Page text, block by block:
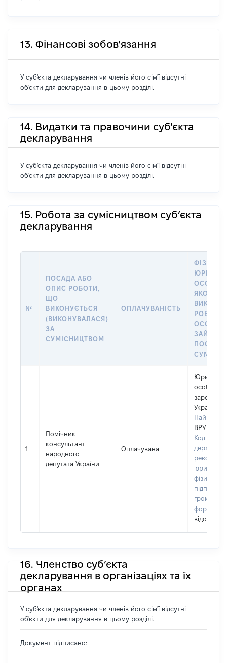
13. Фінансові зобов'язання
У суб'єкта декларування чи членів його сім'ї відсутні
об'єкти для декларування в цьому розділі.
14. Видатки та правочини суб'єкта
декларування
У суб'єкта декларування чи членів його сім'ї відсутні
об'єкти для декларування в цьому розділі.
15. Робота за сумісництвом суб’єкта
декларування
№
ПОСАДА АБО
ОПИС РОБОТИ,
ЩО
ВИКОНУЄТЬСЯ
(ВИКОНУВАЛАСЯ)
ЗА
СУМІСНИЦТВОМ
ОПЛАЧУВАНІСТЬ
ОСОБА,
ЯКОЇ
РОБОТА
ОСОБА
ПОСАДУ
1
Помічник-
консультант
народного
депутата України
Оплачувана
Юридична
особа,
Україні
ВРУ
Код в
реєстрі
фізичних
відомо]
16. Членство суб’єкта
декларування в організаціях та їх
органах
У суб'єкта декларування чи членів його сім'ї відсутні
об'єкти для декларування в цьому розділі.
Документ підписано: